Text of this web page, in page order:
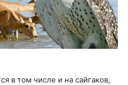
в том числе и на сайгаков,